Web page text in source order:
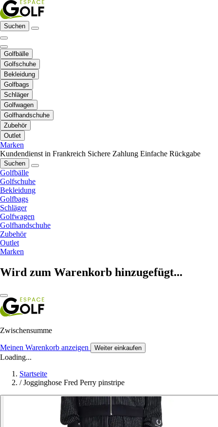
Suchen
Golfbälle
Golfschuhe
Bekleidung
Golfbags
Schläger
Golfwagen
Golfhandschuhe
Zubehör
Outlet
Marken
Kundendienst in Frankreich Sichere Zahlung Einfache Rückgabe
Suchen
Golfbälle
Golfschuhe
Bekleidung
Golfbags
Schläger
Golfwagen
Golfhandschuhe
Zubehör
Outlet
Marken
Wird zum Warenkorb hinzugefügt...
Zwischensumme
Meinen Warenkorb anzeigen Weiter einkaufen
Loading...
Startseite
/ Jogginghose Fred Perry pinstripe